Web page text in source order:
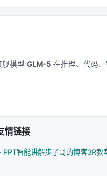
模型 GLM-5 在推理、代码
情链接
PPT智能讲解步子哥的博客3R教